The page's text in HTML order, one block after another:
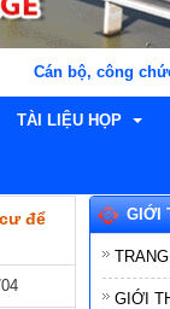
bộ, công chức, viên
nghị
TÀI LIỆU HỌP
TÀI LIỆU HỌP HĐND
TÀI LIỆU HỌP UBND
để
GIỚI
GIỚI